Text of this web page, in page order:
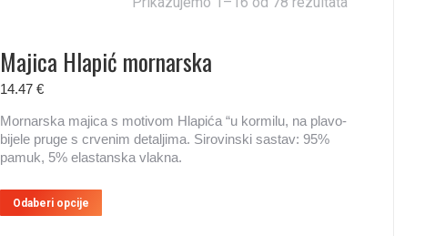
Majica Hlapić mornarska
14.47 €
Mornarska majica s motivom Hlapića “u kormilu, na plavo-
bijele pruge s crvenim detaljima. Sirovinski sastav: 95%
pamuk, 5% elastanska vlakna.
Odaberi opcije
proizvod